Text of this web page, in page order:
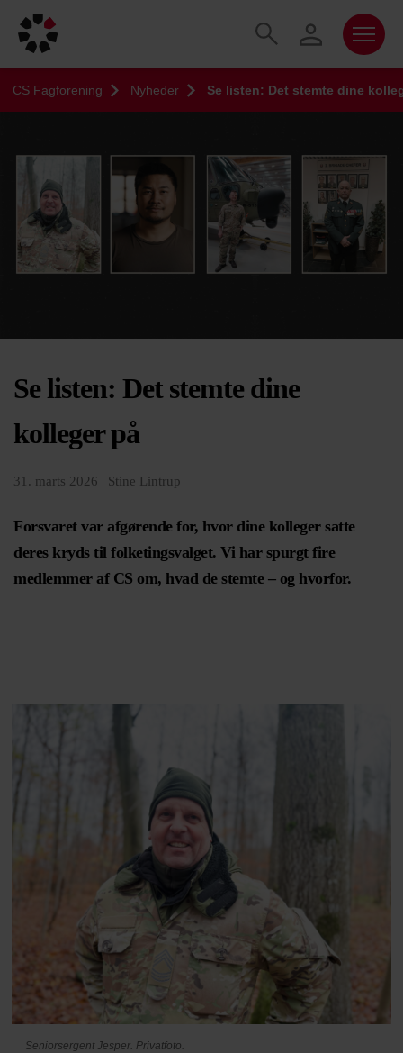
CS Fagforening Nyheder Se listen: Det stemte dine
Se listen: Det stemte dine
kolleger på
31. marts 2026 | Stine Lintrup
Forsvaret var afgørende for, hvor dine kolleger satte
deres kryds til folketingsvalget. Vi har spurgt fire
medlemmer af CS om, hvad de stemte – og hvorfor.
Seniorsergent Jesper. Privatfoto.